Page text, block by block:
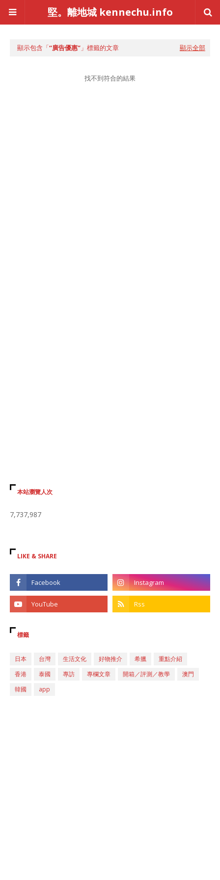
堅。離地城 kennechu.info
顯示包含「 廣告優惠 」標籤的文章 顯示全部
找不到符合的結果
本站瀏覽人次
7,737,987
LIKE & SHARE
標籤
日本 台灣 生活文化 好物推介 希臘
重點介紹
香港
泰國 專訪 專欄文章 開箱／評測／教學
澳門
韓國
app